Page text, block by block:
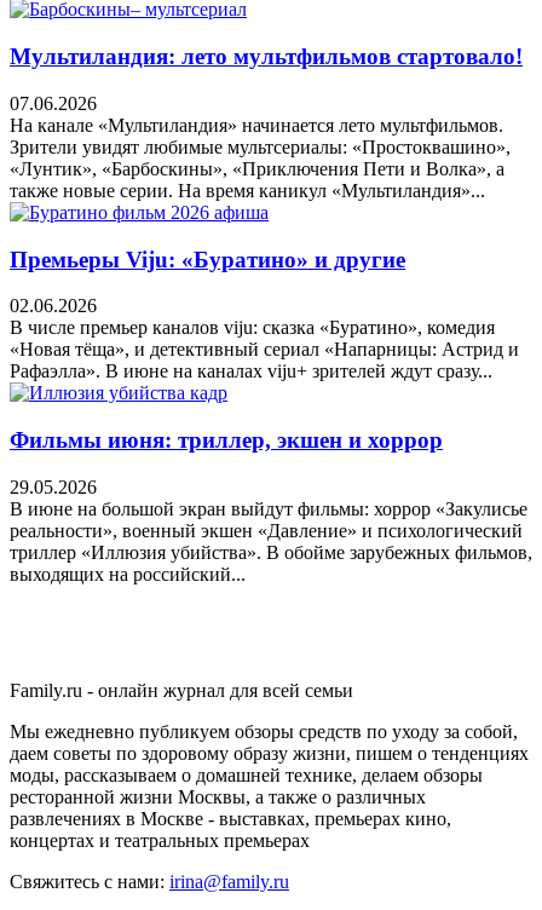
Мультиландия: лето мультфильмов стартовало!
07.06.2026
На канале «Мультиландия» начинается лето мультфильмов.
Зрители увидят любимые мультсериалы: «Простоквашино»,
«Лунтик», «Барбоскины», «Приключения Пети и Волка», а
также новые серии. На время каникул «Мультиландия»...
Премьеры Viju: «Буратино» и другие
02.06.2026
В числе премьер каналов viju: сказка «Буратино», комедия
«Новая тёща», и детективный сериал «Напарницы: Астрид и
Рафаэлла». В июне на каналах viju+ зрителей ждут сразу...
Фильмы июня: триллер, экшен и хоррор
29.05.2026
В июне на большой экран выйдут фильмы: хоррор «Закулисье
реальности», военный экшен «Давление» и психологический
триллер «Иллюзия убийства». В обойме зарубежных фильмов,
выходящих на российский...
Family.ru - онлайн журнал для всей семьи
Мы ежедневно публикуем обзоры средств по уходу за собой,
даем советы по здоровому образу жизни, пишем о тенденциях
моды, рассказываем о домашней технике, делаем обзоры
ресторанной жизни Москвы, а также о различных
развлечениях в Москве - выставках, премьерах кино,
концертах и театральных премьерах
Свяжитесь с нами: irina@family.ru